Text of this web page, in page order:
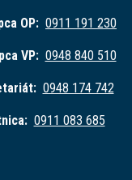
OP: 0911 191 230
VP: 0948 840 510
0948 174 742
0911 083 685